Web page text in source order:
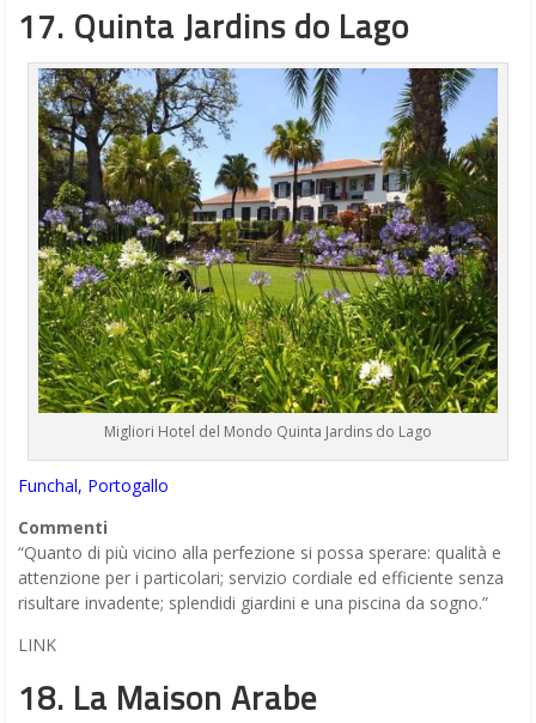
17. Quinta Jardins do Lago
Migliori Hotel del Mondo Quinta Jardins do Lago
Funchal, Portogallo
Commenti
“Quanto di più vicino alla perfezione si possa sperare: qualità e
attenzione per i particolari; servizio cordiale ed efficiente senza
risultare invadente; splendidi giardini e una piscina da sogno.”
LINK
18. La Maison Arabe